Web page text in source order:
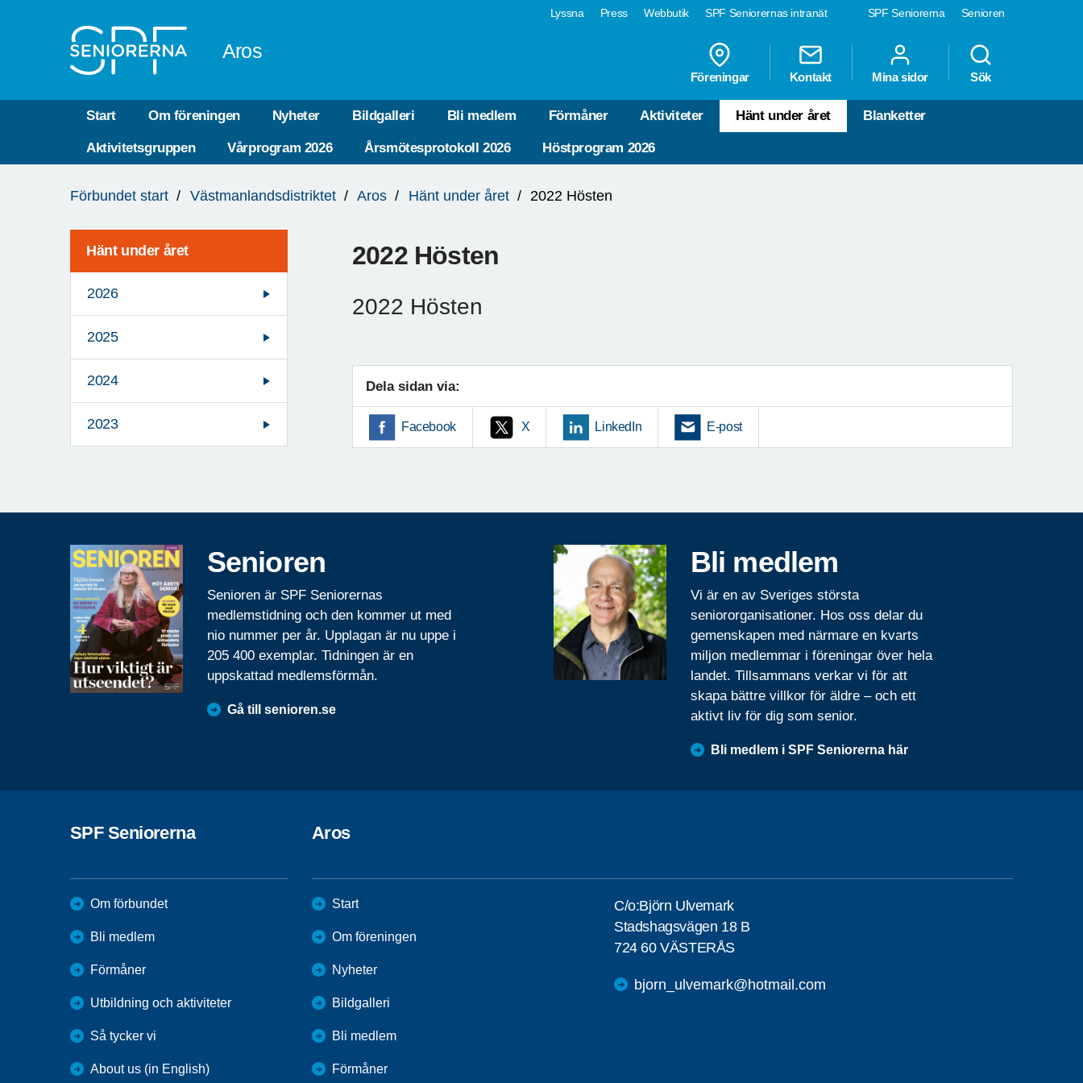
SPF Seniorerna Senioren
Lyssna Press Webbutik SPF Seniorernas intranät
Aros
Föreningar Kontakt Mina sidor Sök
Start Om föreningen Nyheter Bildgalleri Bli medlem Förmåner Aktiviteter Hänt under året Blanketter
Aktivitetsgruppen Vårprogram 2026 Årsmötesprotokoll 2026 Höstprogram 2026
är
Förbundet start Västmanlandsdistriktet Aros Hänt under året 2022 Hösten
Hänt under året
2026
2025
2024
2023
2022 Hösten
2022 Hösten
Dela sidan via:
Facebook X LinkedIn E-post
Senioren
Senioren är SPF Seniorernas
medlemstidning och den kommer ut med
nio nummer per år. Upplagan är nu uppe i
205 400 exemplar. Tidningen är en
uppskattad medlemsförmån.
Gå till senioren.se
Bli medlem
Vi är en av Sveriges största
seniororganisationer. Hos oss delar du
gemenskapen med närmare en kvarts
miljon medlemmar i föreningar över hela
landet. Tillsammans verkar vi för att
skapa bättre villkor för äldre – och ett
aktivt liv för dig som senior.
Bli medlem i SPF Seniorerna här
SPF Seniorerna
Om förbundet
Bli medlem
Förmåner
Utbildning och aktiviteter
Så tycker vi
About us (in English)
Aros
Start
Om föreningen
Nyheter
Bildgalleri
Bli medlem
Förmåner
C/o:Björn Ulvemark
Stadshagsvägen 18 B
724 60 VÄSTERÅS
bjorn_ulvemark@hotmail.com